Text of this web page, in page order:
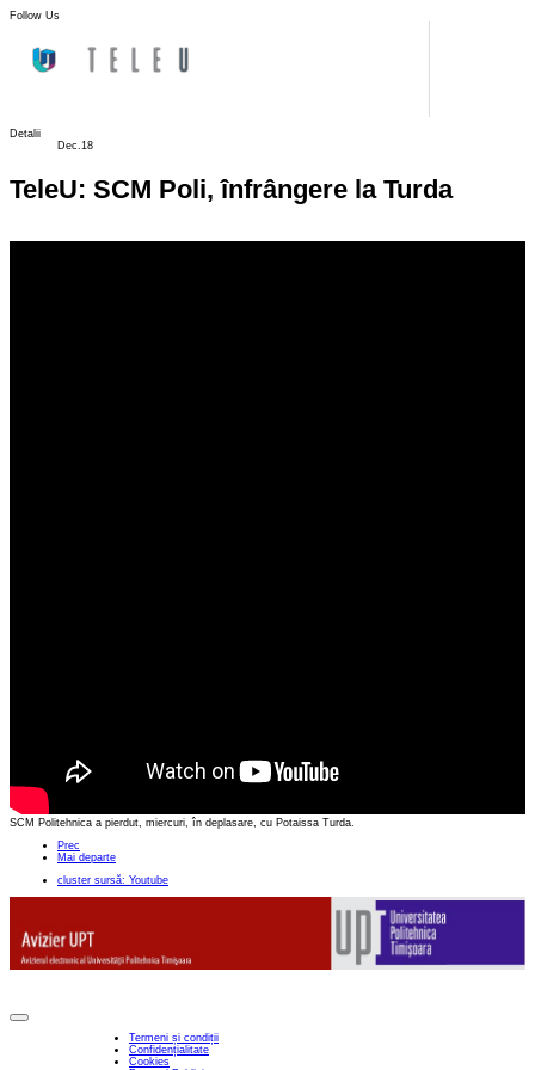
Follow Us
Detalii
Dec.18
TeleU: SCM Poli, înfrângere la Turda
SCM Politehnica a pierdut, miercuri, în deplasare, cu Potaissa Turda.
Prec
Mai departe
cluster sursă: Youtube
Termeni și condiții
Confidențialitate
Cookies